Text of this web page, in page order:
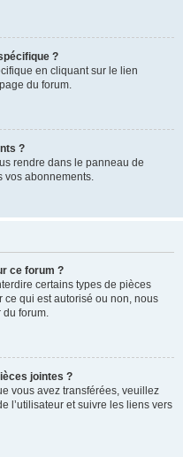
?
en cliquant sur le lien
du forum.
?
rendre dans le panneau de
vos abonnements.
ce forum ?
certains types de pièces
ce qui est autorisé ou non, nous
du forum.
jointes ?
vous avez transférées, veuillez
l’utilisateur et suivre les liens vers